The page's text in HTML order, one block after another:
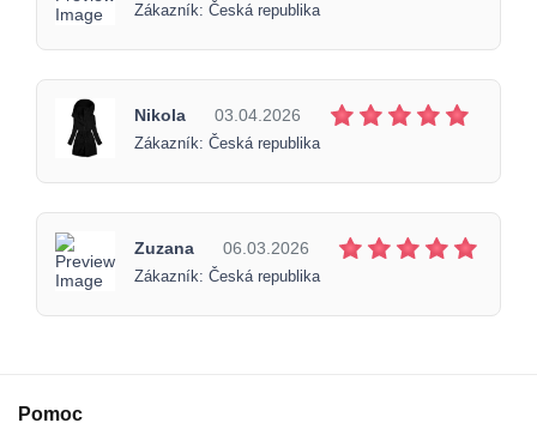
Zákazník: Česká republika
Nikola 03.04.2026
Zákazník: Česká republika
Zuzana 06.03.2026
Zákazník: Česká republika
Pomoc